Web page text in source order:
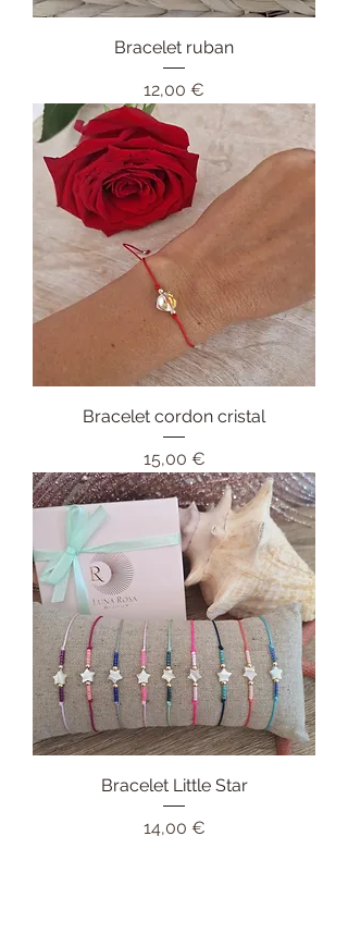
Bracelet ruban
Prix
12,00 €
Bracelet cordon cristal
Prix
15,00 €
Bracelet Little Star
Prix
14,00 €